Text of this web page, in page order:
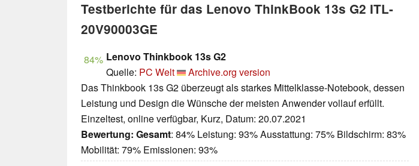
Testberichte für das Lenovo ThinkBook 13s G2 ITL-
20V90003GE
84% Lenovo Thinkbook 13s G2
Quelle: PC Welt
Archive.org version
Das Thinkbook 13s G2 überzeugt als starkes Mittelklasse-Notebook, dessen
Leistung und Design die Wünsche der meisten Anwender vollauf erfüllt.
Einzeltest, online verfügbar, Kurz, Datum: 20.07.2021
Bewertung: Gesamt: 84% Leistung: 93% Ausstattung: 75% Bildschirm: 83%
Mobilität: 79% Emissionen: 93%